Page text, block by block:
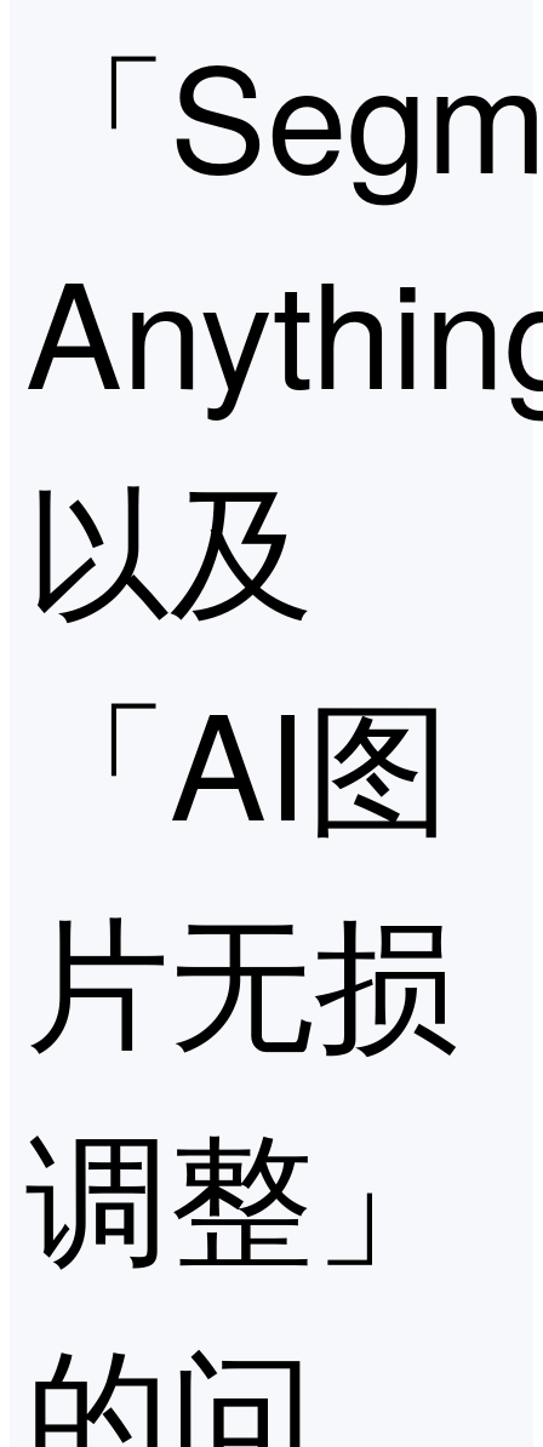
「
以及
「AI图
片无损
调整」
的问